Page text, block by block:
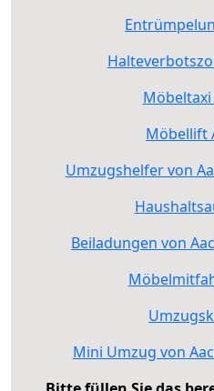
Möbeltaxi
Möbellift
Umzugshelfer von
Beiladungen von
Mini Umzug von